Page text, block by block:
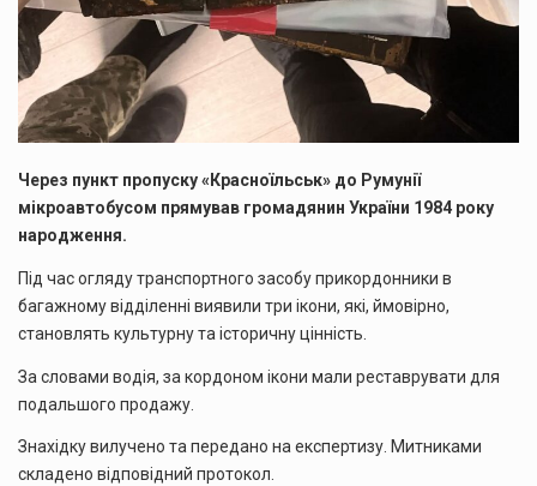
Через пункт пропуску «Красноїльськ» до Румунії
мікроавтобусом прямував громадянин України 1984 року
народження.
Під час огляду транспортного засобу прикордонники в
багажному відділенні виявили три ікони, які, ймовірно,
становлять культурну та історичну цінність.
За словами водія, за кордоном ікони мали реставрувати для
подальшого продажу.
Знахідку вилучено та передано на експертизу. Митниками
складено відповідний протокол.